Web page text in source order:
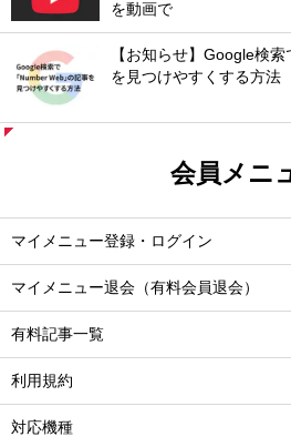
を動画で
【お知らせ】Google検
を見つけやすくする方法
会員メニ
マイメニュー登録・ログイン
マイメニュー退会（有料会員退会）
有料記事一覧
利用規約
対応機種